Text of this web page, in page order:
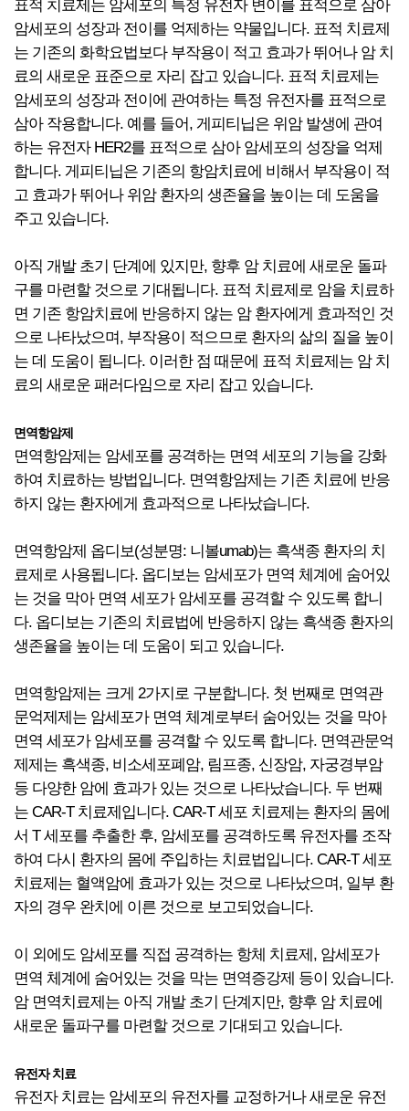
표적 치료제는 암세포의 특정 유전자 변이를 표적으로 삼아
암세포의 성장과 전이를 억제하는 약물입니다. 표적 치료제
는 기존의 화학요법보다 부작용이 적고 효과가 뛰어나 암 치
료의 새로운 표준으로 자리 잡고 있습니다. 표적 치료제는
암세포의 성장과 전이에 관여하는 특정 유전자를 표적으로
삼아 작용합니다. 예를 들어, 게피티닙은 위암 발생에 관여
하는 유전자 HER2를 표적으로 삼아 암세포의 성장을 억제
합니다. 게피티닙은 기존의 항암치료에 비해서 부작용이 적
고 효과가 뛰어나 위암 환자의 생존율을 높이는 데 도움을
주고 있습니다.
아직 개발 초기 단계에 있지만, 향후 암 치료에 새로운 돌파
구를 마련할 것으로 기대됩니다. 표적 치료제로 암을 치료하
면 기존 항암치료에 반응하지 않는 암 환자에게 효과적인 것
으로 나타났으며, 부작용이 적으므로 환자의 삶의 질을 높이
는 데 도움이 됩니다. 이러한 점 때문에 표적 치료제는 암 치
료의 새로운 패러다임으로 자리 잡고 있습니다.
면역항암제
면역항암제는 암세포를 공격하는 면역 세포의 기능을 강화
하여 치료하는 방법입니다. 면역항암제는 기존 치료에 반응
하지 않는 환자에게 효과적으로 나타났습니다.
면역항암제 옵디보(성분명: 니볼umab)는 흑색종 환자의 치
료제로 사용됩니다. 옵디보는 암세포가 면역 체계에 숨어있
는 것을 막아 면역 세포가 암세포를 공격할 수 있도록 합니
다. 옵디보는 기존의 치료법에 반응하지 않는 흑색종 환자의
생존율을 높이는 데 도움이 되고 있습니다.
면역항암제는 크게 2가지로 구분합니다. 첫 번째로 면역관
문억제제는 암세포가 면역 체계로부터 숨어있는 것을 막아
면역 세포가 암세포를 공격할 수 있도록 합니다. 면역관문억
제제는 흑색종, 비소세포폐암, 림프종, 신장암, 자궁경부암
등 다양한 암에 효과가 있는 것으로 나타났습니다. 두 번째
는 CAR-T 치료제입니다. CAR-T 세포 치료제는 환자의 몸에
서 T 세포를 추출한 후, 암세포를 공격하도록 유전자를 조작
하여 다시 환자의 몸에 주입하는 치료법입니다. CAR-T 세포
치료제는 혈액암에 효과가 있는 것으로 나타났으며, 일부 환
자의 경우 완치에 이른 것으로 보고되었습니다.
이 외에도 암세포를 직접 공격하는 항체 치료제, 암세포가
면역 체계에 숨어있는 것을 막는 면역증강제 등이 있습니다.
암 면역치료제는 아직 개발 초기 단계지만, 향후 암 치료에
새로운 돌파구를 마련할 것으로 기대되고 있습니다.
유전자 치료
유전자 치료는 암세포의 유전자를 교정하거나 새로운 유전